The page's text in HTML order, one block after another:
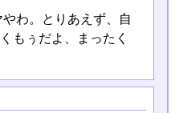
わ。とりあえず、自
もぅだよ、まったく